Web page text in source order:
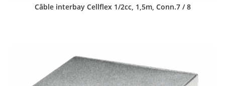
Câble interbay Cellflex 1/2cc, 1,5m, Conn.7 / 8